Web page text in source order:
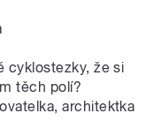
cyklostezky, že si
těch polí?
architektka